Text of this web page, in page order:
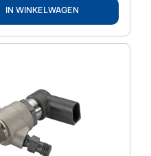
IN WINKELWAGEN